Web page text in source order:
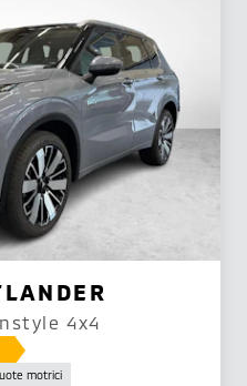
4x4
motrici